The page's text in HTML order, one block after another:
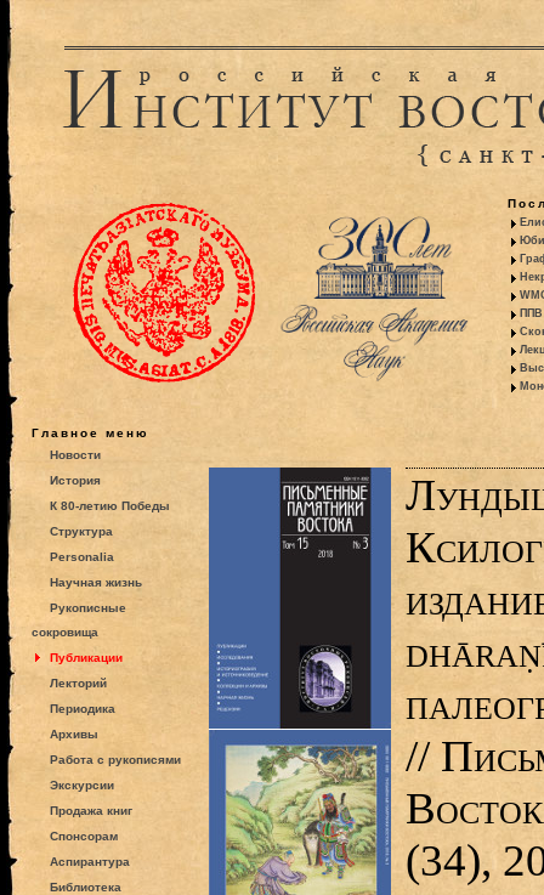
ППВ
Главное меню
Новости
История
К 80-летию Победы
Структура
Personalia
Научная жизнь
Рукописные
сокровища
Публикации
Лекторий
Периодика
Архивы
Работа с рукописями
Экскурсии
Продажа книг
Спонсорам
Аспирантура
Библиотека
//
(34),